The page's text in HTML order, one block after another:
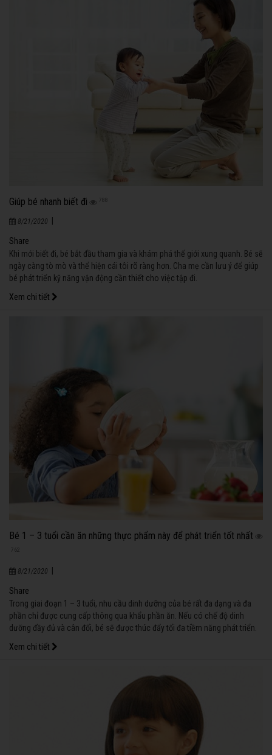
Giúp bé nhanh biết đi 788
8/21/2020
Share
Khi mới biết đi, bé bắt đầu tham gia và khám phá thế giới xung quanh. Bé sẽ
ngày càng tò mò và thể hiện cái tôi rõ ràng hơn. Cha mẹ cần lưu ý để giúp
bé phát triển kỹ năng vận động cần thiết cho việc tập đi.
Xem chi tiết
Bé 1 – 3 tuổi cần ăn những thực phẩm này để phát triển tốt nhất
762
8/21/2020
Share
Trong giai đoạn 1 – 3 tuổi, nhu cầu dinh dưỡng của bé rất đa dạng và đa
phần chỉ được cung cấp thông qua khẩu phần ăn. Nếu có chế độ dinh
dưỡng đầy đủ và cân đối, bé sẽ được thúc đẩy tối đa tiềm năng phát triển.
Xem chi tiết